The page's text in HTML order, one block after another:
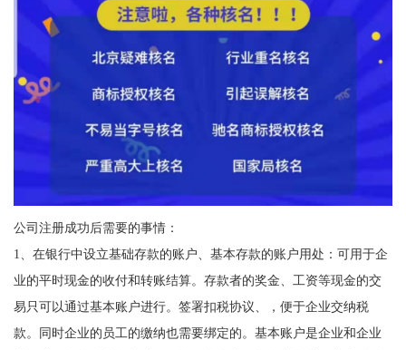
公司注册成功后需要的事情：
1、在银行中设立基础存款的账户、基本存款的账户用处：可用于企
业的平时现金的收付和转账结算。存款者的奖金、工资等现金的交
易只可以通过基本账户进行。签署扣税协议、，便于企业交纳税
款。同时企业的员工的缴纳也需要绑定的。基本账户是企业和企业